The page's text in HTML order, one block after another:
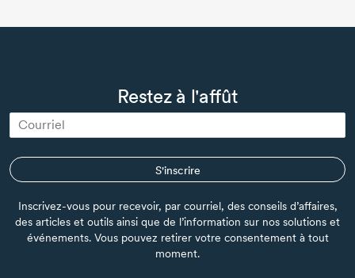
Restez à l'affût
S'inscrire
Inscrivez-vous pour recevoir, par courriel, des conseils d’affaires,
des articles et outils ainsi que de l’information sur nos solutions et
événements. Vous pouvez retirer votre consentement à tout
moment.